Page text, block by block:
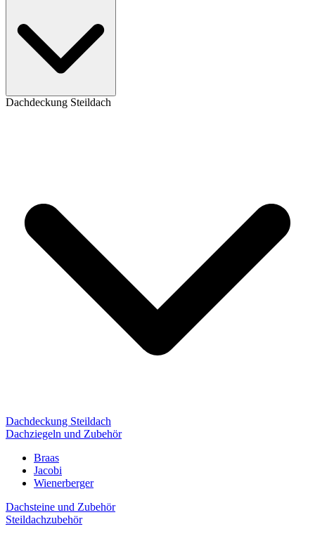
Dachdeckung Steildach
Dachdeckung Steildach
Dachziegeln und Zubehör
Braas
Jacobi
Wienerberger
Dachsteine und Zubehör
Steildachzubehör